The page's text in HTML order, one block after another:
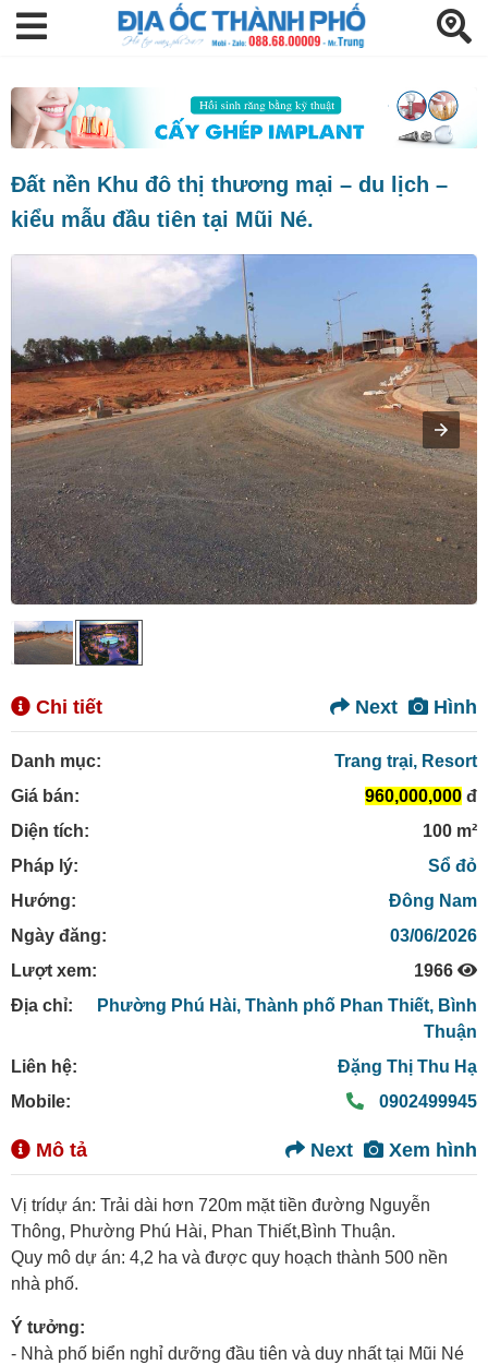
Đất nền Khu đô thị thương mại – du lịch –
kiểu mẫu đầu tiên tại Mũi Né.
Chi tiết Hình
Next
Danh mục:
Trang trại, Resort
Giá bán:
960,000,000 đ
Diện tích:
100 m²
Pháp lý:
Sổ đỏ
Hướng:
Đông Nam
Ngày đăng:
03/06/2026
Lượt xem:
1966
Địa chỉ:
Phường Phú Hài, Thành phố Phan Thiết, Bình
Thuận
Liên hệ:
Đặng Thị Thu Hạ
Mobile:
0902499945
Mô tả Xem hình
Next
Vị trídự án: Trải dài hơn 720m mặt tiền đường Nguyễn
Thông, Phường Phú Hài, Phan Thiết,Bình Thuận.
Quy mô dự án: 4,2 ha và được quy hoạch thành 500 nền
nhà phố.
Ý tưởng:
- Nhà phố biển nghỉ dưỡng đầu tiên và duy nhất tại Mũi Né